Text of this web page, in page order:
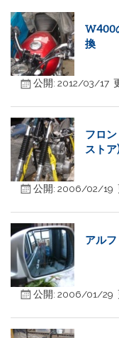
W400
換
公開: 2012/03/17
フロ
ストア
公開: 2006/02/19
アル
公開: 2006/01/29